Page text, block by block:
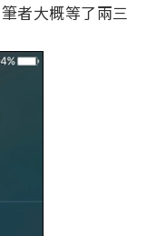
者大概等了兩三